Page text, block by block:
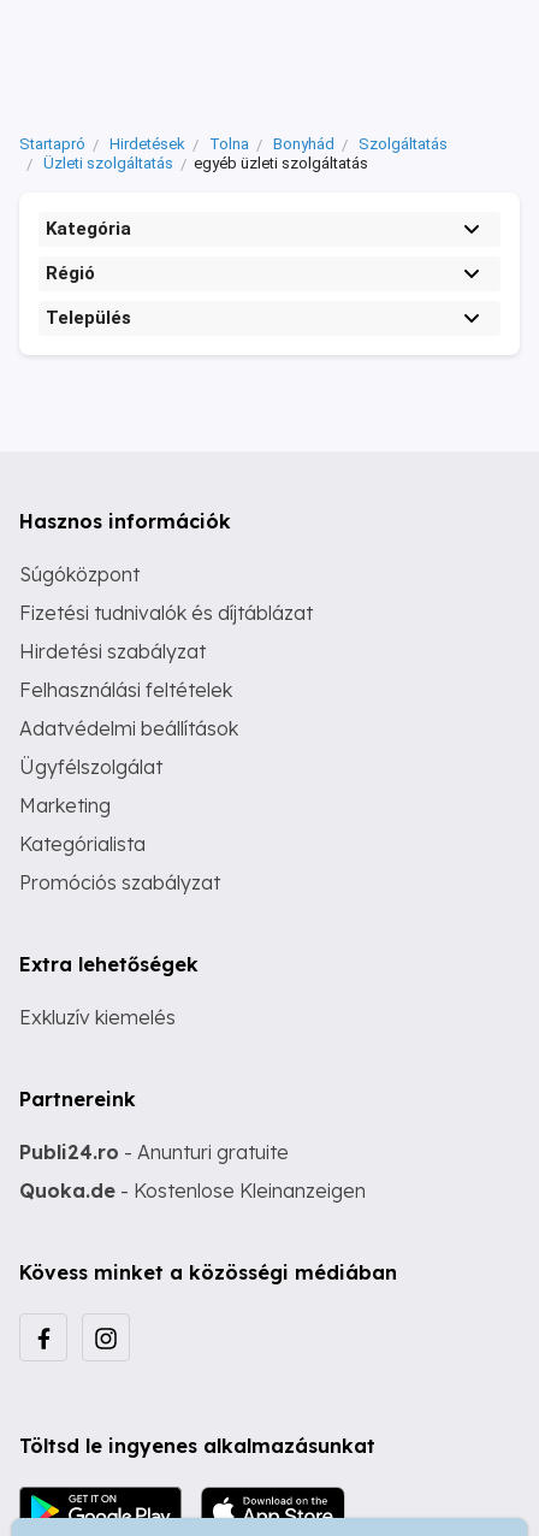
Startapró Hirdetések Tolna Bonyhád
Szolgáltatás
Üzleti szolgáltatás
egyéb üzleti szolgáltatás
Kategória
Régió
Település
Hasznos információk
Súgóközpont
Fizetési tudnivalók és díjtáblázat
Hirdetési szabályzat
Felhasználási feltételek
Adatvédelmi beállítások
Ügyfélszolgálat
Marketing
Kategórialista
Promóciós szabályzat
Extra lehetőségek
Exkluzív kiemelés
Partnereink
Publi24.ro - Anunturi gratuite
Quoka.de - Kostenlose Kleinanzeigen
Kövess minket a közösségi médiában
Töltsd le ingyenes alkalmazásunkat